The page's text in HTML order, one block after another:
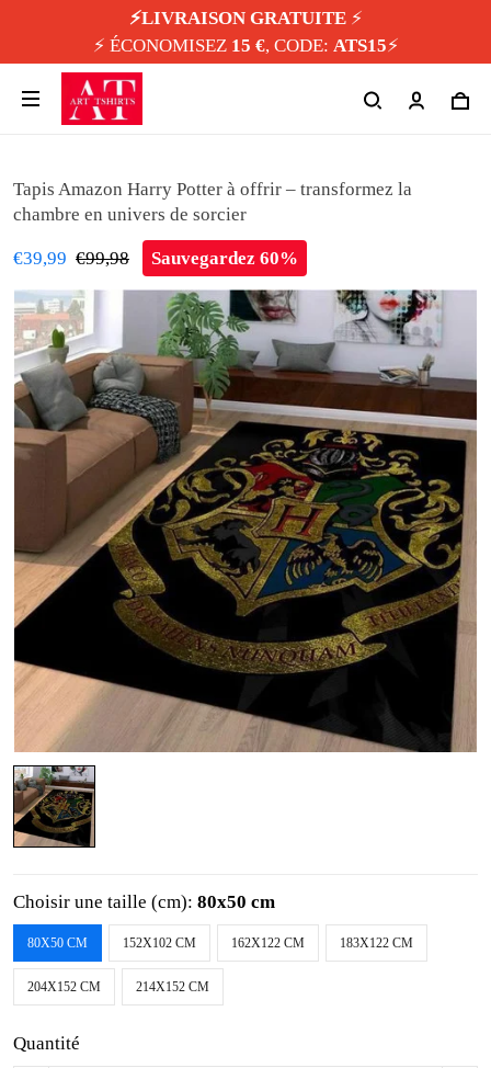
⚡️LIVRAISON GRATUITE⚡️
⚡️ ÉCONOMISEZ 15 €, CODE: ATS15⚡️
Tapis Amazon Harry Potter à offrir – transformez la
chambre en univers de sorcier
€39,99 €99,98 Sauvegardez 60%
Choisir une taille (cm): 80x50 cm
80X50 CM 152X102 CM 162X122 CM 183X122 CM
204X152 CM 214X152 CM
Quantité